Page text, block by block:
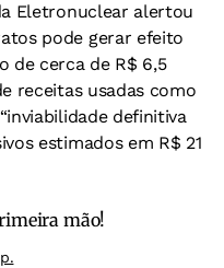
Eletronuclear alertou
pode gerar efeito
de cerca de R$ 6,5
receitas usadas como
definitiva
estimados em R$ 21
mão!